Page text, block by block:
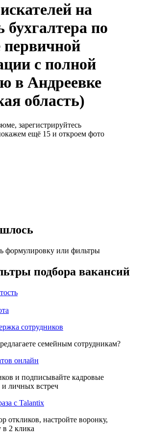
на
бухгалтера по
первичной
с полной
в Андреевке
область)
зарегистрируйтесь
ещё 15 и откроем фото
формулировку или фильтры
подбора вакансий
сотрудников
семейным сотрудникам?
онлайн
и подписывайте кадровые
и личных встреч
с Talantix
откликов, настройте воронку,
в 2 клика